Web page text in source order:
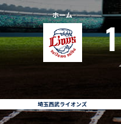
ホーム
埼玉西武ライオンズ
1